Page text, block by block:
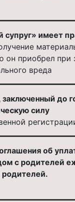
супруг» имеет
приобрел при
вреда
до
силу
об
с родителей
родителей.